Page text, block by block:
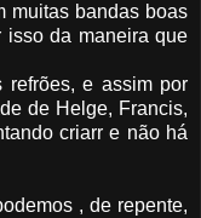
muitas bandas boas
isso da maneira que
refrões, e assim por
de Helge, Francis,
criarr e não há
, de repente,